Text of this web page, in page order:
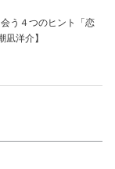
う４つのヒント「恋
洋介】